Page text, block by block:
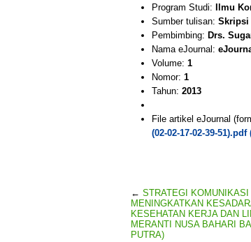
Program Studi:
Ilmu
Sumber tulisan: Skripsi
Pembimbing: Drs.
Nama eJournal:
Volume: 1
Nomor: 1
Tahun: 2013
File artikel eJournal
(02-02-17-02-39-51).pdf
← STRATEGI
MENINGKATKAN
KESEHATAN KERJA DAN
MERANTI NUSA BAHARI
PUTRA)